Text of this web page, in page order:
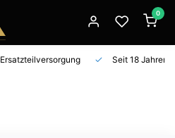
0
Ersatzteilversorgung Seit 18 Jahren